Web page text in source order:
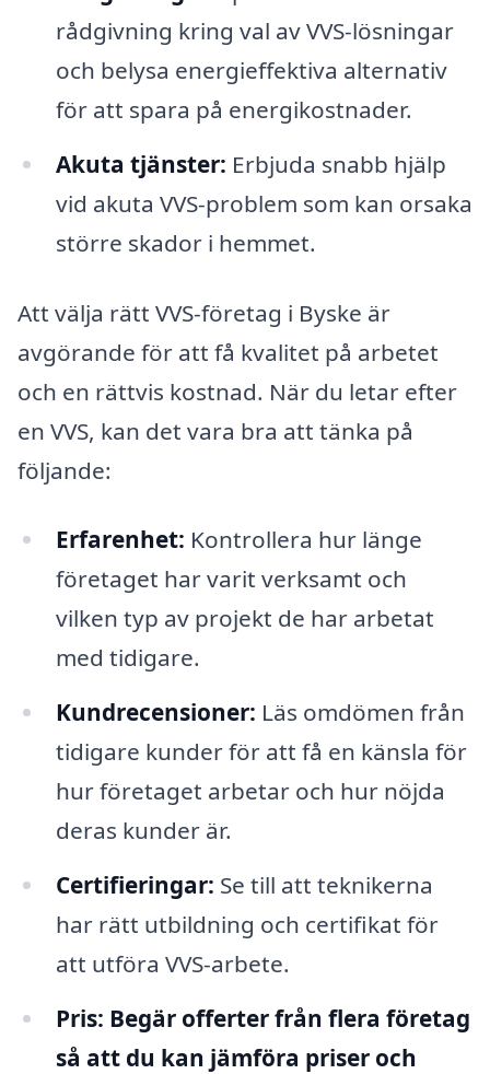
rådgivning kring val av VVS-lösningar
och belysa energieffektiva alternativ
för att spara på energikostnader.
Akuta tjänster: Erbjuda snabb hjälp
vid akuta VVS-problem som kan orsaka
större skador i hemmet.
Att välja rätt VVS-företag i Byske är
avgörande för att få kvalitet på arbetet
och en rättvis kostnad. När du letar efter
en VVS, kan det vara bra att tänka på
följande:
Erfarenhet: Kontrollera hur länge
företaget har varit verksamt och
vilken typ av projekt de har arbetat
med tidigare.
Kundrecensioner: Läs omdömen från
tidigare kunder för att få en känsla för
hur företaget arbetar och hur nöjda
deras kunder är.
Certifieringar: Se till att teknikerna
har rätt utbildning och certifikat för
att utföra VVS-arbete.
Pris: Begär offerter från flera företag
så att du kan jämföra priser och